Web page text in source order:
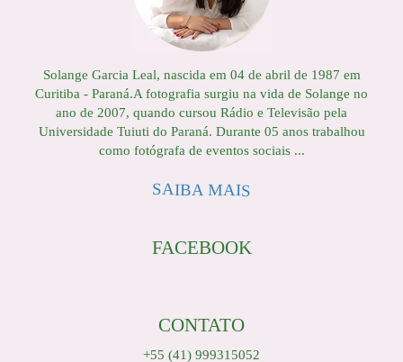
Solange Garcia Leal, nascida em 04 de abril de 1987 em
Curitiba - Paraná.A fotografia surgiu na vida de Solange no
ano de 2007, quando cursou Rádio e Televisão pela
Universidade Tuiuti do Paraná. Durante 05 anos trabalhou
como fotógrafa de eventos sociais ...
SAIBA MAIS
FACEBOOK
CONTATO
+55 (41) 999315052